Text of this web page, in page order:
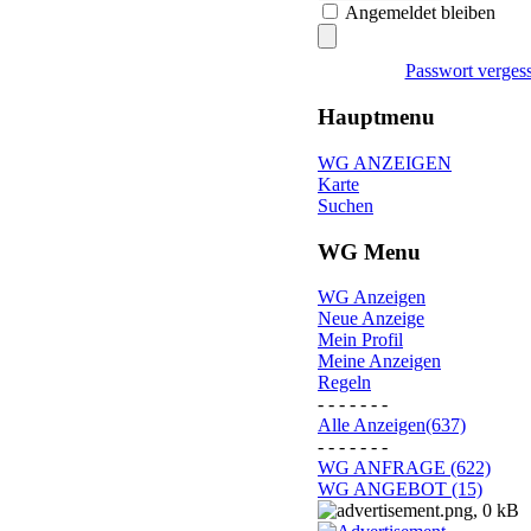
Angemeldet bleiben
Passwort
Hauptmenu
WG ANZEIGEN
Karte
Suchen
WG Menu
WG Anzeigen
Neue Anzeige
Mein Profil
Meine Anzeigen
Regeln
- - - - - - -
Alle Anzeigen(637)
- - - - - - -
WG ANFRAGE (622)
WG ANGEBOT (15)